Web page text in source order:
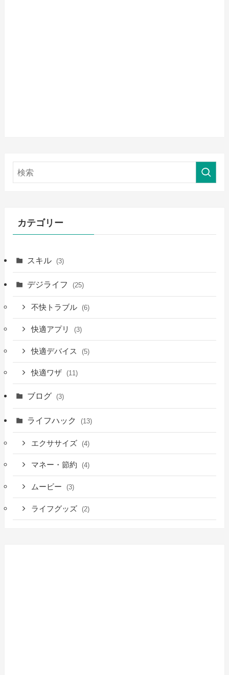
カテゴリー
スキル (3)
デジライフ (25)
不快トラブル (6)
快適アプリ (3)
快適デバイス (5)
快適ワザ (11)
ブログ (3)
ライフハック (13)
エクササイズ (4)
マネー・節約 (4)
ムービー (3)
ライフグッズ (2)